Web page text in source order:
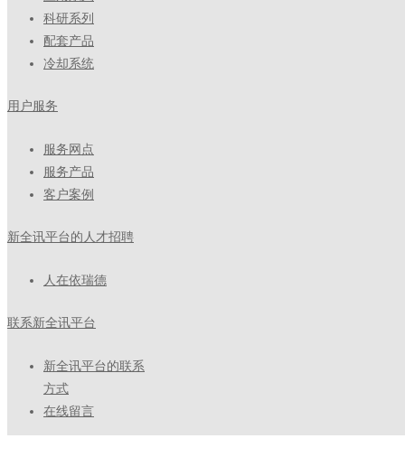
科研系列
配套产品
冷却系统
用户服务
服务网点
服务产品
客户案例
新全讯平台的人才招聘
人在依瑞德
联系新全讯平台
新全讯平台的联系
方式
在线留言